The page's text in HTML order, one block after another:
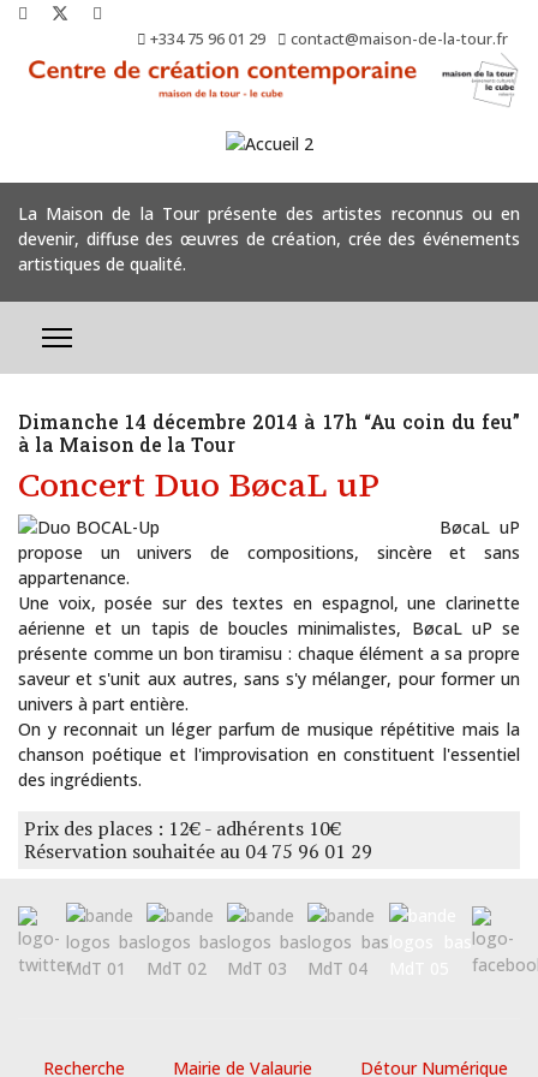
+334 75 96 01 29 contact@maison-de-la-tour.fr
La Maison de la Tour présente des artistes reconnus ou en
devenir, diffuse des œuvres de création, crée des événements
artistiques de qualité.
Dimanche 14 décembre 2014 à 17h “Au coin du feu”
à la Maison de la Tour
Concert Duo BøcaL uP
BøcaL uP
propose un univers de compositions, sincère et sans
appartenance.
Une voix, posée sur des textes en espagnol, une clarinette
aérienne et un tapis de boucles minimalistes, BøcaL uP se
présente comme un bon tiramisu : chaque élément a sa propre
saveur et s'unit aux autres, sans s'y mélanger, pour former un
univers à part entière.
On y reconnait un léger parfum de musique répétitive mais la
chanson poétique et l'improvisation en constituent l'essentiel
des ingrédients.
Prix des places : 12€ - adhérents 10€
Réservation souhaitée au 04 75 96 01 29
Recherche Mairie de Valaurie Détour Numérique